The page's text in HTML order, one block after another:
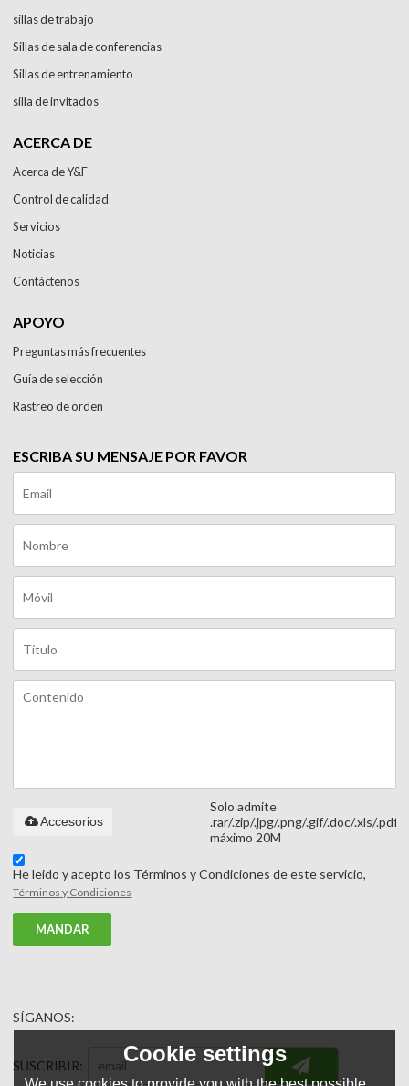
sillas de trabajo
Sillas de sala de conferencias
Sillas de entrenamiento
silla de invitados
ACERCA DE
Acerca de Y&F
Control de calidad
Servicios
Noticias
Contáctenos
APOYO
Preguntas más frecuentes
Guía de selección
Rastreo de orden
ESCRIBA SU MENSAJE POR FAVOR
Solo admite
.rar/.zip/.jpg/.png/.gif/.doc/.xls/.pdf,
máximo 20M
Accesorios
He leido y acepto los Términos y Condiciones de este servicio,
Términos y Condiciones
MANDAR
SÍGANOS:
SUSCRIBIR:
Cookie settings